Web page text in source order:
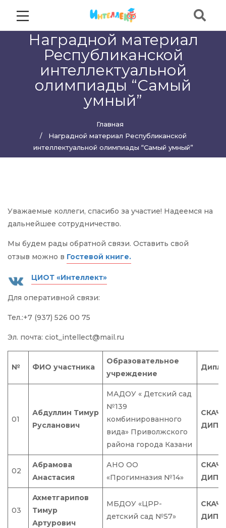
Наградной материал
Республиканской
интеллектуальной
олимпиады “Самый
умный”
Главная
Наградной материал Республиканской
интеллектуальной олимпиады “Самый умный”
Уважаемые коллеги, спасибо за участие! Надеемся на
дальнейшее сотрудничество.
Мы будем рады обратной связи. Оставить свой
отзыв можно в Гостевой книге.
ЦИОТ «Интеллект»
Для оперативной связи:
Тел.:+7 (937) 526 00 75
Эл. почта: ciot_intellect@mail.ru
№ ФИО участника
Образовательное
учреждение
01
Абдуллин Тимур
Русланович
МАДОУ « Детский сад
№139
комбинированного
вида» Приволжского
района города Казани
02
Абрамова
Анастасия
АНО ОО
«Прогимназия №14»
03
Ахметгарипов
Тимур
Артурович
МБДОУ «ЦРР-
детский сад №57»